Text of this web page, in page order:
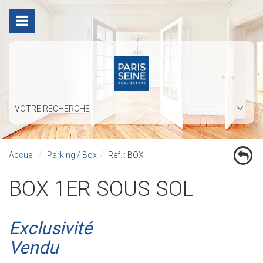
VOTRE RECHERCHE
Accueil Parking / Box Ref. : BOX
BOX 1ER SOUS SOL
Exclusivité
Vendu